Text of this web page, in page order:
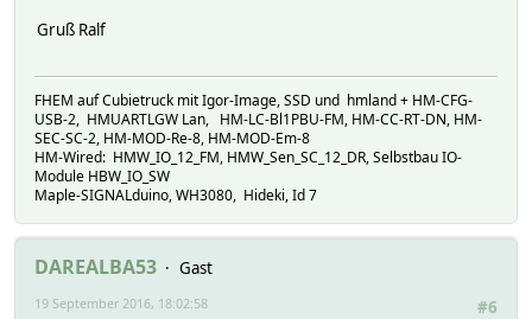
Gruß Ralf
FHEM auf Cubietruck mit Igor-Image, SSD und hmland + HM-CFG-
USB-2, HMUARTLGW Lan, HM-LC-Bl1PBU-FM, HM-CC-RT-DN, HM-
SEC-SC-2, HM-MOD-Re-8, HM-MOD-Em-8
HM-Wired: HMW_IO_12_FM, HMW_Sen_SC_12_DR, Selbstbau IO-
Module HBW_IO_SW
Maple-SIGNALduino, WH3080, Hideki, Id 7
DAREALBA53
Gast
#6
19 September 2016, 18:02:58